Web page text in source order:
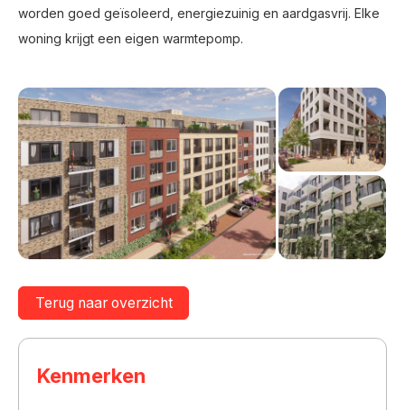
worden goed geïsoleerd, energiezuinig en aardgasvrij. Elke
woning krijgt een eigen warmtepomp.
Terug naar overzicht
Kenmerken